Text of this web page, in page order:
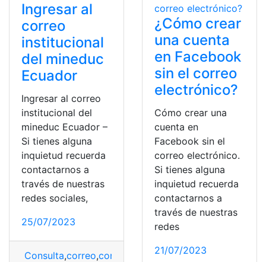
Ingresar al
correo
institucional
del mineduc
Ecuador
Ingresar al correo
institucional del
mineduc Ecuador –
Si tienes alguna
inquietud recuerda
contactarnos a
través de nuestras
redes sociales,
25/07/2023
Consulta,correo,correo institucional,ingresar
¿Cómo crear
una cuenta
en Facebook
sin el correo
electrónico?
Cómo crear una
cuenta en
Facebook sin el
correo electrónico.
Si tienes alguna
inquietud recuerda
contactarnos a
través de nuestras
redes
21/07/2023